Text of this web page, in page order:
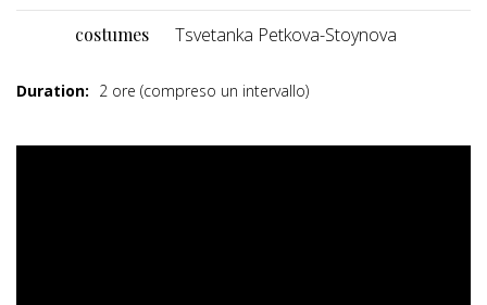
costumes Tsvetanka Petkova-Stoynova
Duration: 2 ore (compreso un intervallo)